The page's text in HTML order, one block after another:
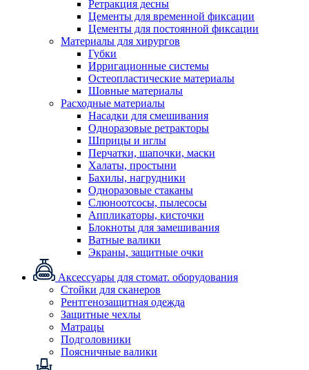
Ретракция десны
Цементы для временной фиксации
Цементы для постоянной фиксации
Материалы для хирургов
Губки
Ирригационные системы
Остеопластические материалы
Шовные материалы
Расходные материалы
Насадки для смешивания
Одноразовые ретракторы
Шприцы и иглы
Перчатки, шапочки, маски
Халаты, простыни
Бахилы, нагрудники
Одноразовые стаканы
Слюноотсосы, пылесосы
Аппликаторы, кисточки
Блокноты для замешивания
Ватные валики
Экраны, защитные очки
Аксессуары для стомат. оборудования
Стойки для сканеров
Рентгенозащитная одежда
Защитные чехлы
Матрацы
Подголовники
Поясничные валики